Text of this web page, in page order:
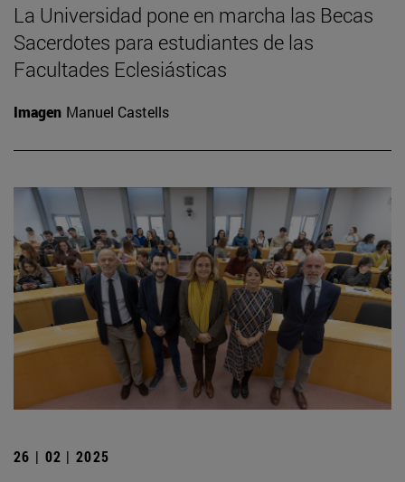
La Universidad pone en marcha las Becas
Sacerdotes para estudiantes de las
Facultades Eclesiásticas
Imagen Manuel Castells
26 | 02 | 2025